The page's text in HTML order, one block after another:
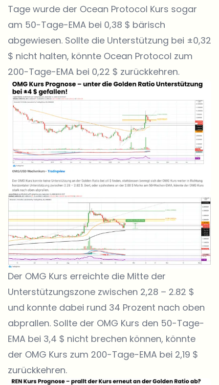
Tage wurde der Ocean Protocol Kurs sogar
am 50-Tage-EMA bei 0,38 $ bärisch
abgewiesen. Sollte die Unterstützung bei ±0,32
$ nicht halten, könnte Ocean Protocol zum
200-Tage-EMA bei 0,22 $ zurückkehren.
Der OMG Kurs erreichte die Mitte der
Unterstützungszone zwischen 2,28 – 2.82 $
und konnte dabei rund 34 Prozent nach oben
abprallen. Sollte der OMG Kurs den 50-Tage-
EMA bei 3,4 $ nicht brechen können, könnte
der OMG Kurs zum 200-Tage-EMA bei 2,19 $
zurückkehren.